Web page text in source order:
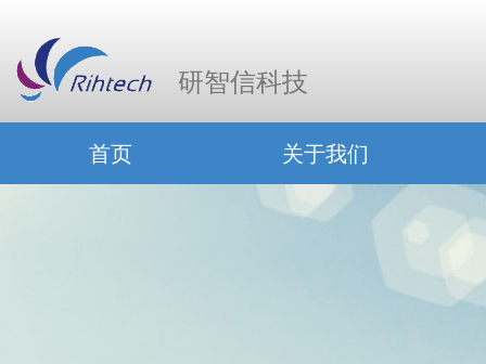
研智信科技
首页 关于我们